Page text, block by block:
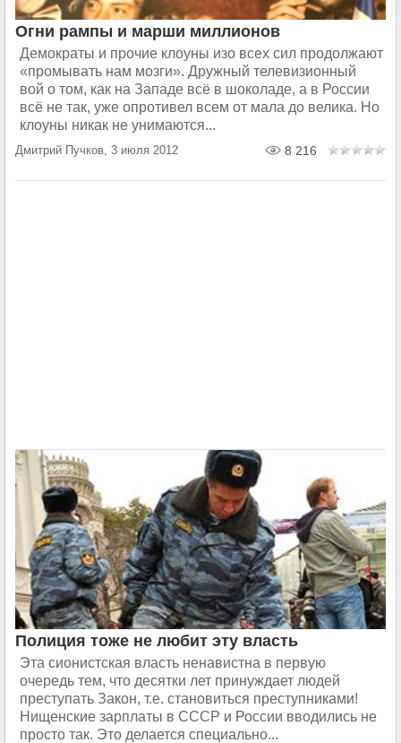
Огни рампы и марши миллионов
Демократы и прочие клоуны изо всех сил продолжают
«промывать нам мозги». Дружный телевизионный
вой о том, как на Западе всё в шоколаде, а в России
всё не так, уже опротивел всем от мала до велика. Но
клоуны никак не унимаются...
Дмитрий Пучков, 3 июля 2012 8 216
Полиция тоже не любит эту власть
Эта сионистская власть ненавистна в первую
очередь тем, что десятки лет принуждает людей
преступать Закон, т.е. становиться преступниками!
Нищенские зарплаты в СССР и России вводились не
просто так. Это делается специально...